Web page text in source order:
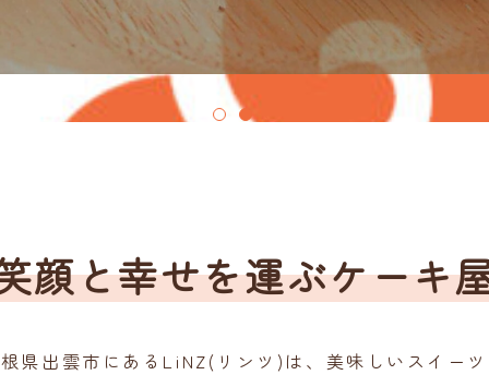
顔と幸せを運ぶケーキ
県出雲市にあるLiNZ(リンツ)は、美味しいスイー